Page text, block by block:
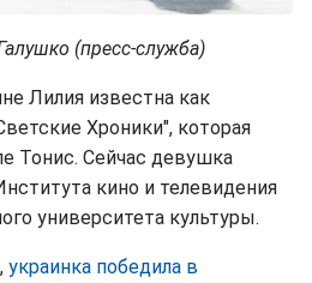
(пресс-служба)
Лилия известна как
Хроники", которая
Тонис. Сейчас девушка
кино и телевидения
университета культуры.
украинка победила в